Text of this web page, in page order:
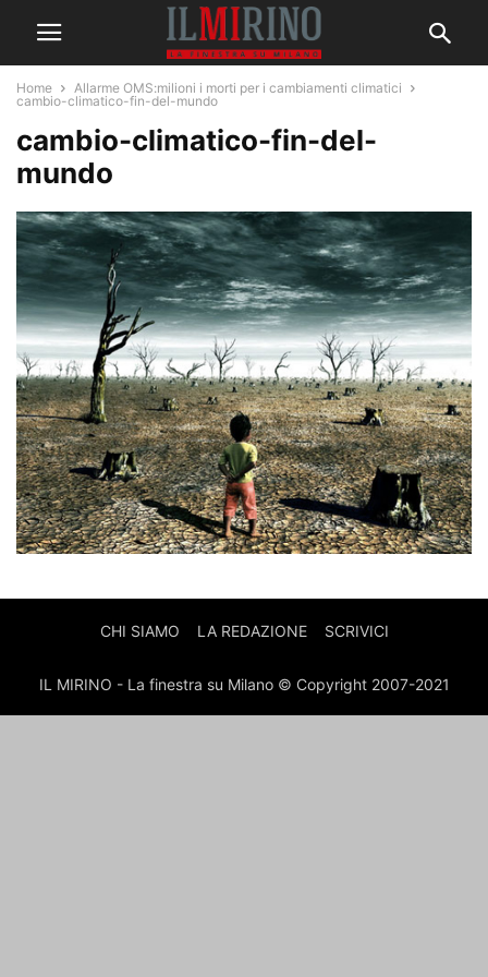
Home
Allarme OMS:milioni i morti per i cambiamenti climatici
cambio-climatico-fin-del-mundo
cambio-climatico-fin-del-
mundo
CHI SIAMO LA REDAZIONE SCRIVICI
IL MIRINO - La finestra su Milano © Copyright 2007-2021